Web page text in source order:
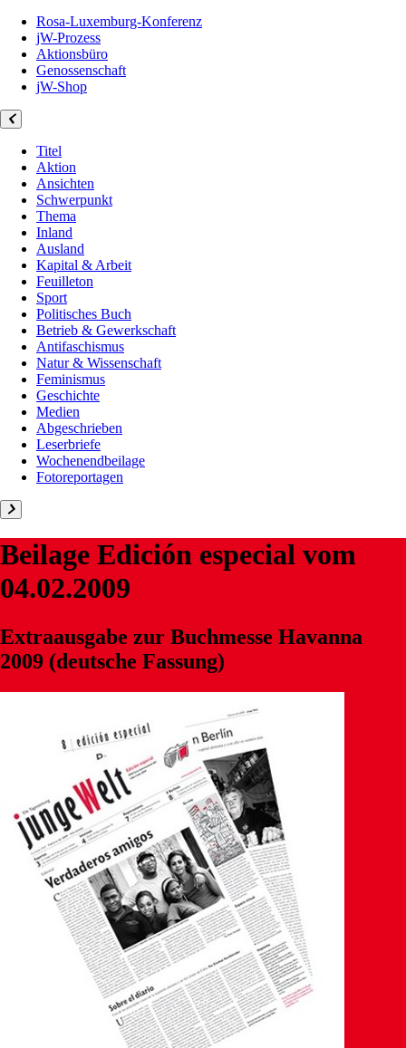
Rosa-Luxemburg-Konferenz
jW-Prozess
Aktionsbüro
Genossenschaft
jW-Shop
Titel
Aktion
Ansichten
Schwerpunkt
Thema
Inland
Ausland
Kapital & Arbeit
Feuilleton
Sport
Politisches Buch
Betrieb & Gewerkschaft
Antifaschismus
Natur & Wissenschaft
Feminismus
Geschichte
Medien
Abgeschrieben
Leserbriefe
Wochenendbeilage
Fotoreportagen
Beilage Edición especial vom
04.02.2009
Extraausgabe zur Buchmesse Havanna
2009 (deutsche Fassung)